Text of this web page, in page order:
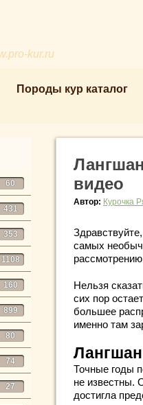
kur.ru
Породы кур каталог
60
431
353
1108
160
899
80
74
27
видео
Автор: Курочка
самых
Нельзя
сих пор
большее
именно там
Точные годы
не известны.
достигла